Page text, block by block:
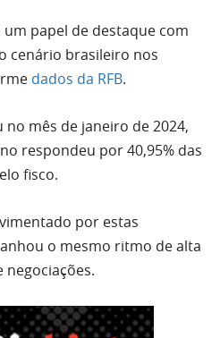
papel de destaque com
cenário brasileiro nos
dados da RFB.
mês de janeiro de 2024,
respondeu por 40,95% das
fisco.
por estas
o mesmo ritmo de alta